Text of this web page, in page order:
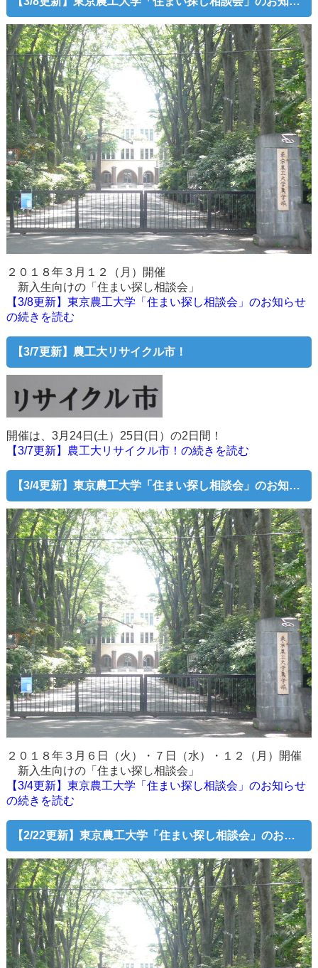
２０１８年３月１２（月）開催
新入生向けの「住まい探し相談会」
【3/8更新】東京農工大学「住まい探し相談会」のお知らせ
の続きを読む
【3/7更新】農工大リサイクル市！
開催は、3月24日(土）25日(日）の2日間！
【3/7更新】農工大リサイクル市！の続きを読む
【3/4更新】東京農工大学「住まい探し相談会」のお知らせ
２０１８年３月６日（火）・７日（水）・１２（月）開催
新入生向けの「住まい探し相談会」
【3/4更新】東京農工大学「住まい探し相談会」のお知らせ
の続きを読む
【2/22更新】東京農工大学「住まい探し相談会」のお知らせ